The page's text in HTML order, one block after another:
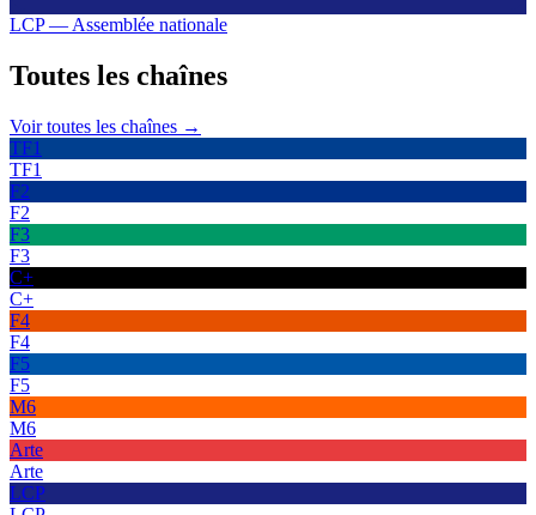
LCP — Assemblée nationale
Toutes les chaînes
Voir toutes les chaînes →
TF1
TF1
F2
F2
F3
F3
C+
C+
F4
F4
F5
F5
M6
M6
Arte
Arte
LCP